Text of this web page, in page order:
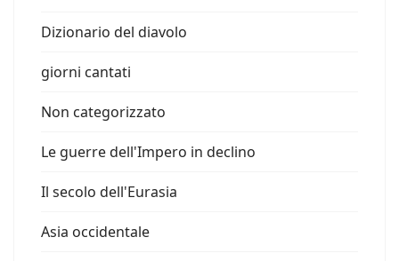
Dizionario del diavolo
giorni cantati
Non categorizzato
Le guerre dell'Impero in declino
Il secolo dell'Eurasia
Asia occidentale